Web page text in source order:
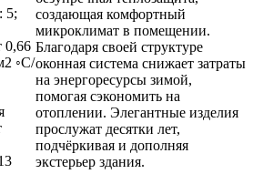
5;
0,66
◦С/
создающая комфортный
микроклимат в помещении.
Благодаря своей структуре
оконная система снижает затраты
на энергоресурсы зимой,
помогая сэкономить на
отоплении. Элегантные изделия
прослужат десятки лет,
подчёркивая и дополняя
экстерьер здания.